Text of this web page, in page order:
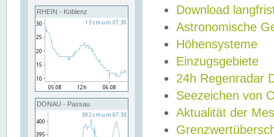
RHEIN - Koblenz
DONAU - Passau
Download
Astronomische
Höhensysteme
Einzugsgebiete
24h Regenradar
Seezeichen von
Aktualität der